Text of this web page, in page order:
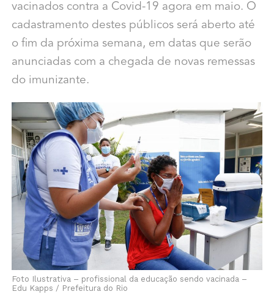
vacinados contra a Covid-19 agora em maio. O
cadastramento destes públicos será aberto até
o fim da próxima semana, em datas que serão
anunciadas com a chegada de novas remessas
do imunizante.
Foto Ilustrativa – profissional da educação sendo vacinada –
Edu Kapps / Prefeitura do Rio